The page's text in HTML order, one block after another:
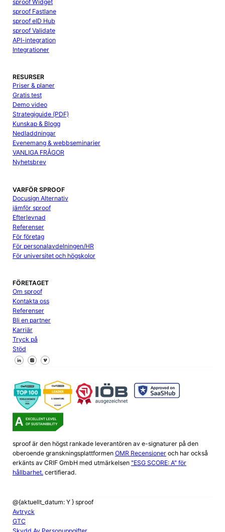
sproof Widget
sproof Fastlane
sproof eID Hub
sproof Validate
API-integration
Integrationer
RESURSER
Priser & planer
Gratis test
Demo video
Strategiguide (PDF)
Kunskap & Blogg
Nedladdningar
Evenemang & webbseminarier
VANLIGA FRÅGOR
Nyhetsbrev
VARFÖR SPROOF
Docusign Alternativ
jämför sproof
Efterlevnad
Referenser
För företag
För personalavdelningen/HR
För universitet och högskolor
FÖRETAGET
Om sproof
Kontakta oss
Referenser
Bli en partner
Karriär
Tryck på
Stöd
Följ oss på Facebook
Följ oss på X
Följ oss på LinkedIn
sproof är den högst rankade leverantören av e-signaturer på den
oberoende granskningsplattformen OMR Recensioneroch har också
erkänts av CRIF GmbH med utmärkelsen "ESG SCORE: A" för
hållbarhet.certifierad.
@{aktuellt_datum: Y } sproof
Avtryck
GTC